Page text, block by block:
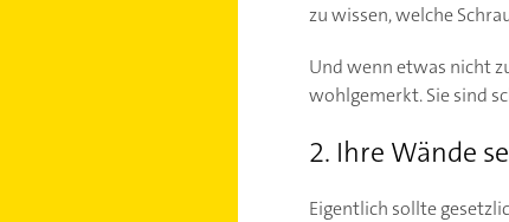
zu wissen, welche
Und wenn etwas nicht
wohlgemerkt. Sie sind
2. Ihre Wände
Eigentlich sollte